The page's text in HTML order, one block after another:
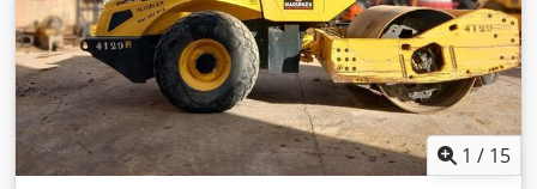
1 / 15